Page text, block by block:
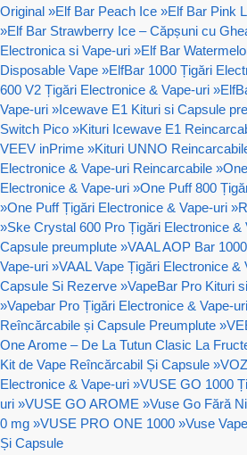
Original »Elf Bar Peach Ice »Elf Bar Pink
»Elf Bar Strawberry Ice – Căpșuni cu
Electronica si Vape-uri »Elf Bar
Disposable Vape »ElfBar 1000 Țigări
600 V2 Țigări Electronice & Vape-uri »
Vape-uri »Icewave E1 Kituri si Capsule
Switch Pico »Kituri Icewave E1
VEEV inPrime »Kituri UNNO
Electronice & Vape-uri Reincarcabile »
Electronice & Vape-uri »One Puff 800
»One Puff Țigări Electronice & Vape-uri »
»Ske Crystal 600 Pro Țigări Electronice &
Capsule preumplute »VAAL AOP Bar
Vape-uri »VAAL Vape Țigări Electronice &
Capsule Si Rezerve »VapeBar Pro Kituri
»Vapebar Pro Țigări Electronice & Vape-uri
Reîncărcabile și Capsule Preumplute »
One Arome – De La Tutun Clasic La
Kit de Vape Reîncărcabil Și Capsule »
Electronice & Vape-uri »VUSE GO 1000
uri »VUSE GO AROME »Vuse Go Fără
0 mg »VUSE PRO ONE 1000 »Vuse
Și Capsule